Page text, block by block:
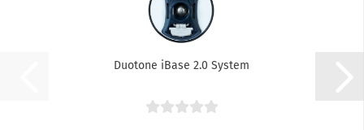
Duotone iBase 2.0 System